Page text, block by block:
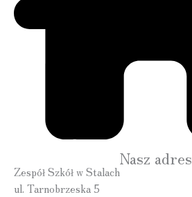
Nasz adres
Zespół Szkół w Stalach
ul. Tarnobrzeska 5